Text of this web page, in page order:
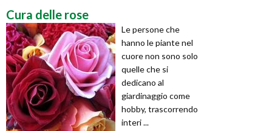
Cura delle rose
Le persone che
hanno le piante nel
cuore non sono solo
quelle che si
dedicano al
giardinaggio come
hobby, trascorrendo
interi ...